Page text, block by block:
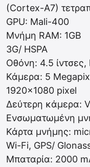
(Cortex-A7)
GPU: Mali-400
Μνήμη RAM: 1GB
3G/ HSPA
Οθόνη: 4.5
Κάμερα: 5
1920×1080 pixel
Δεύτερη κάμερα:
Ενσωματωμένη
Κάρτα μνήμης:
Wi-Fi, GPS/
Μπαταρία: 2000